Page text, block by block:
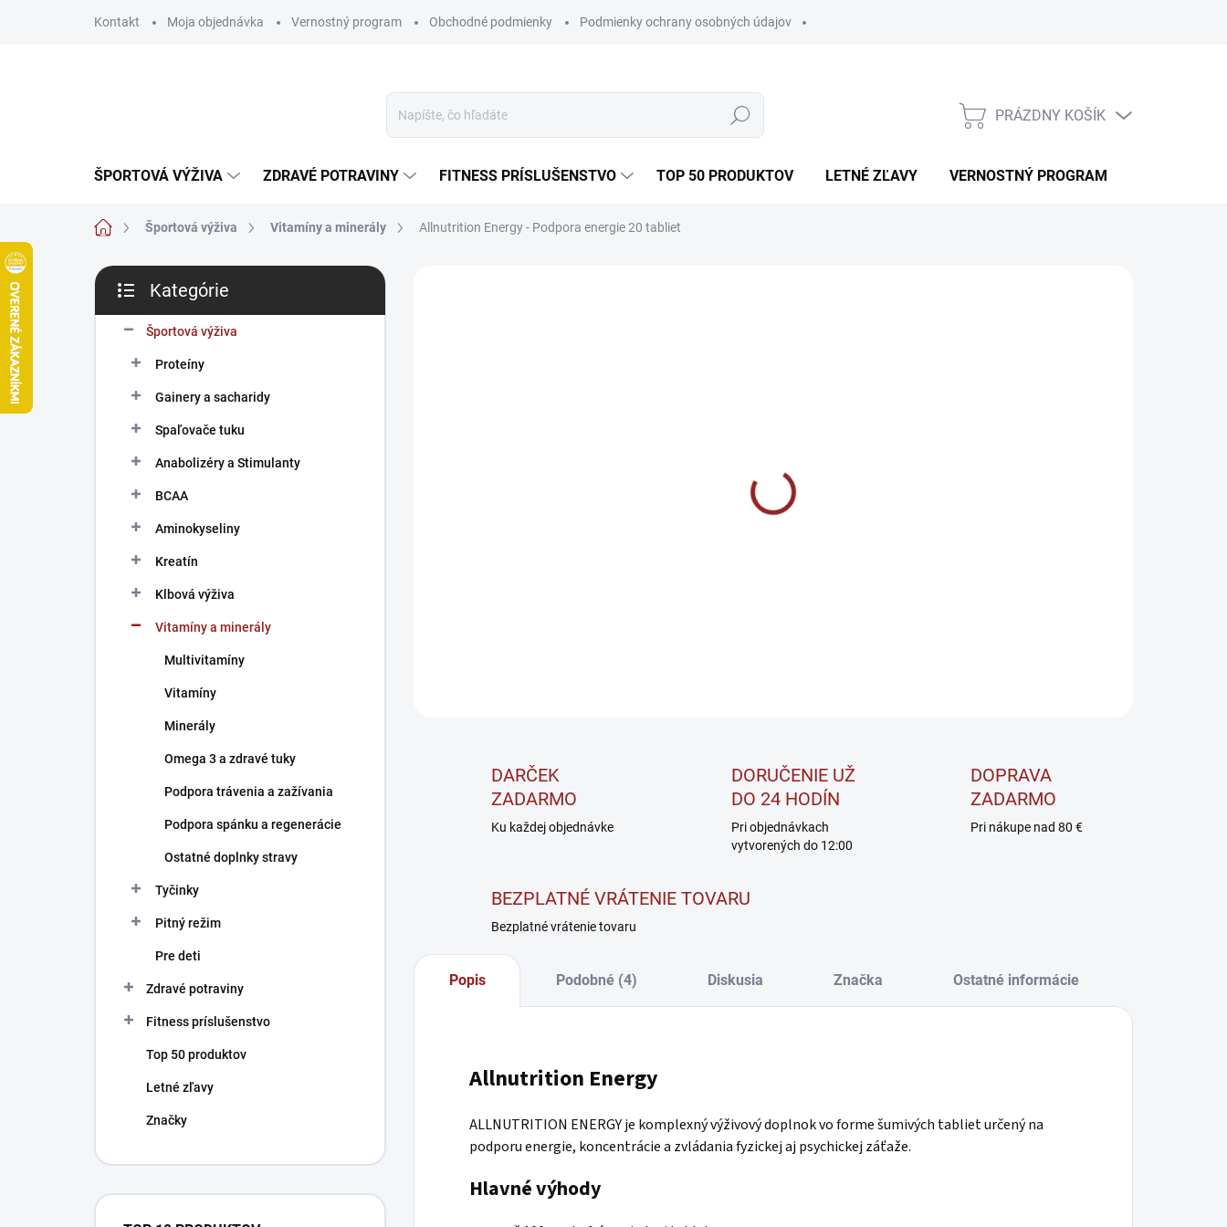
Kontakt Moja objednávka Vernostný program Obchodné podmienky Podmienky ochrany osobných údajov
Hľadať
NÁKUPNÝ
PRÁZDNY KOŠÍK
ŠPORTOVÁ VÝŽIVA ZDRAVÉ POTRAVINY FITNESS PRÍSLUŠENSTVO TOP 50 PRODUKTOV LETNÉ ZĽAVY VERNOSTNÝ PROGRAM
DomovŠportová výživa Vitamíny a minerály Allnutrition Energy - Podpora energie 20 tabliet
B
č
kategórie
Kategórie
Športová výživa
Proteíny
Gainery a sacharidy
Spaľovače tuku
Anabolizéry a Stimulanty
BCAA
Aminokyseliny
Kreatín
Klbová výživa
Vitamíny a minerály
Multivitamíny
Vitamíny
Minerály
Omega 3 a zdravé tuky
Podpora trávenia a zažívania
Podpora spánku a regenerácie
Ostatné doplnky stravy
Tyčinky
Pitný režim
Pre deti
Zdravé potraviny
Fitness príslušenstvo
Top 50 produktov
Letné zľavy
Značky
DARČEK
ZADARMO
Ku každej objednávke
DORUČENIE UŽ
DO 24 HODÍN
Pri objednávkach
vytvorených do 12:00
DOPRAVA
ZADARMO
Pri nákupe nad 80 €
BEZPLATNÉ VRÁTENIE TOVARU
Bezplatné vrátenie tovaru
Popis Podobné (4) Diskusia Značka Ostatné informácie
Allnutrition Energy
ALLNUTRITION ENERGY je komplexný výživový doplnok vo forme šumivých tabliet určený na
podporu energie, koncentrácie a zvládania fyzickej aj psychickej záťaže.
Hlavné výhody